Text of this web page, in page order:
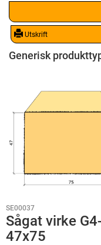
Utskrift
Generisk
SE00037
Sågat virke
47x75